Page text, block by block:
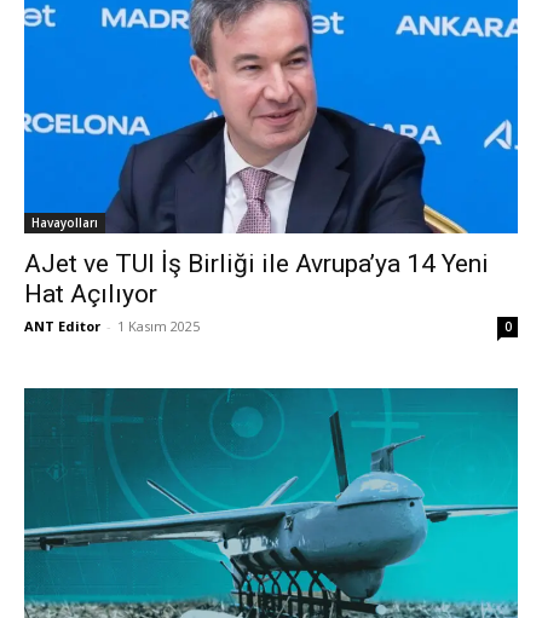
Havayolları
AJet ve TUI İş Birliği ile Avrupa’ya 14 Yeni
Hat Açılıyor
ANT Editor - 1 Kasım 2025 0